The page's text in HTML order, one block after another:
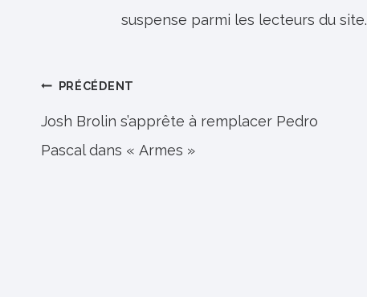
suspense parmi les lecteurs du site.
Navigation
de
l’article
PRÉCÉDENT
Josh Brolin s’apprête à remplacer Pedro
Pascal dans « Armes »